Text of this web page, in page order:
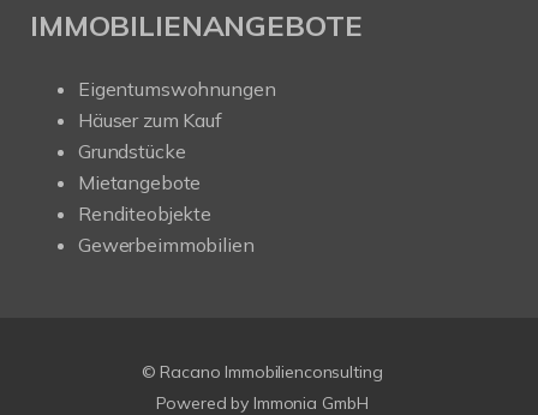
IMMOBILIENANGEBOTE
Eigentumswohnungen
Häuser zum Kauf
Grundstücke
Mietangebote
Renditeobjekte
Gewerbeimmobilien
© Racano Immobilienconsulting
Powered by Immonia GmbH